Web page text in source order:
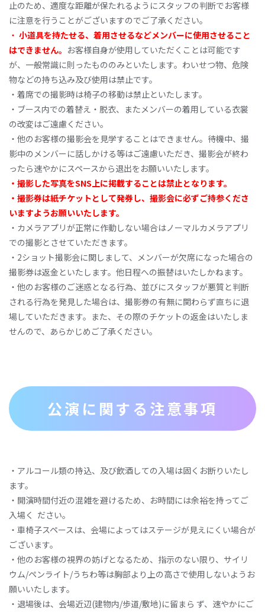
止のため、適度な距離が保たれるようにスタッフの判断でお客様
に注意を行うことがございますのでご了承ください。
・ 小道具を持たせる、着用させるなどメンバーに使用させること
はできません。 お客様自身が使用していただくことは可能です
が、一般常識に則ったもののみといたします。わいせつ物、危険
物などの持ち込み及び使用は禁止です。
・着席での撮影時は椅子の移動は禁止といたします。
・ブース内での着替え・脱衣、またメンバーの着用している衣裳
の改変はご遠慮ください。
・他のお客様の撮影会を見学することはできません。待機中、撮
影中のメンバーに話しかける等はご遠慮いただき、撮影会が終わ
ったら速やかにスペースから退出をお願いいたします。
・ 撮影した写真をSNS上に掲載することは禁止となります。
・撮影券は紙チケットとして発券し、撮影会に必ずご持参くださ
いますようお願いいたします。
・カメラアプリが正常に作動しない場合はノーマルカメラアプリ
での撮影とさせていただきます。
・2ショット撮影会に関しまして、メンバーが欠席になった場合の
撮影券は返金といたします。他日程への振替はいたしかねます。
・他のお客様のご迷惑となる行為、並びにスタッフが悪質と判断
される行為を発見した場合は、撮影券の有無に関わらず直ちに退
場していただきます。また、その際のチケットの返金はいたしま
せんので、あらかじめご了承ください。
公演に関する注意事項
‧アルコール類の持込、及び飲酒しての⼊場は固くお断りいたし
ます。
‧開演時間付近の混雑を避けるため、お時間には余裕を持ってご
⼊場く ださい。
‧⾞椅⼦スペースは、会場によってはステージが⾒えにくい場合が
ございます。
‧他のお客様の視界の妨げとなるため、指⽰のない限り、サイリ
ウム/ペンライト/うちわ等は胸部より上の⾼さで使⽤しないようお
願いいたします。
‧退場後は、会場近辺(建物内/歩道/敷地)に留まら ず、速やかにご